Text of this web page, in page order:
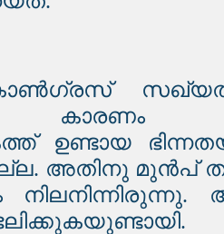
കാരണം
ഉണ്ടായ
അതിനു മുൻപ്